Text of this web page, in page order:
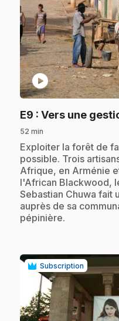
play_circle
E9 : Vers une
52 min
.Exploiter la forêt de
possible. Trois
Afrique, en Arménie
l'African Blackwood,
Sebastian Chuwa fait
auprès de sa
pépinière.
Subscription